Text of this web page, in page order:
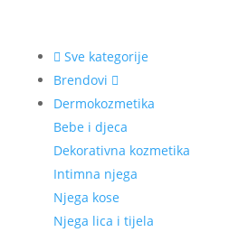
Sve kategorije
Brendovi
Dermokozmetika
Bebe i djeca
Dekorativna kozmetika
Intimna njega
Njega kose
Njega lica i tijela